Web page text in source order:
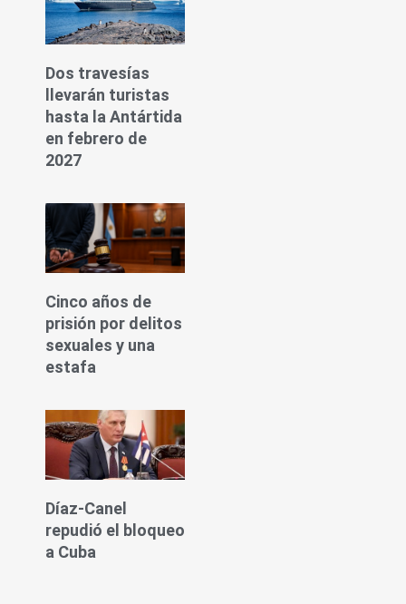
Dos travesías
llevarán turistas
hasta la Antártida
en febrero de
2027
Cinco años de
prisión por delitos
sexuales y una
estafa
Díaz-Canel
repudió el bloqueo
a Cuba